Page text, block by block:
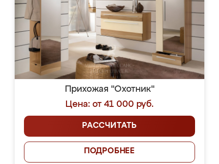
Прихожая "Охотник"
Цена: от 41 000 руб.
РАССЧИТАТЬ
ПОДРОБНЕЕ